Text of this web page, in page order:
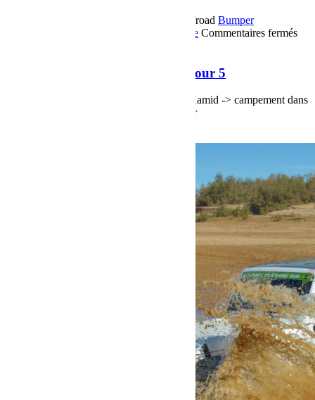
Par Martial BumperOffroad Bumper
Voyage Commentaires fermés
Raid Sahara Tour Maroc 2018 Jour 5
Raid Sahara Tour Maroc 2018 Jour 4, M'Hamid -> campement dans
les dunes de Chegaga par la piste du Dakar